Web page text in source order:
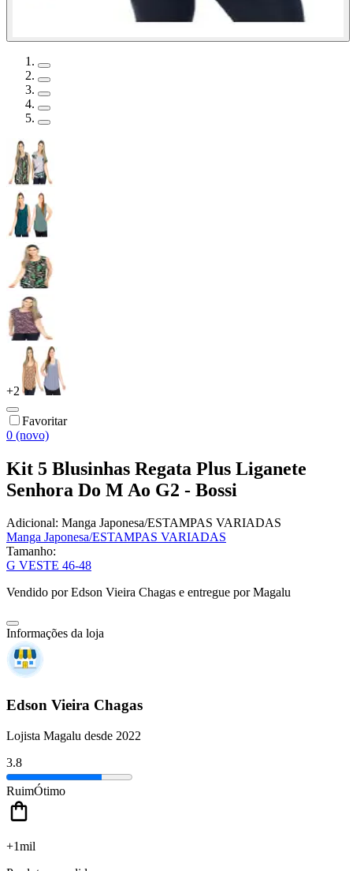
+2
Favoritar
0 (novo)
Kit 5 Blusinhas Regata Plus Liganete
Senhora Do M Ao G2 - Bossi
Adicional: Manga Japonesa/ESTAMPAS VARIADAS
Manga Japonesa/ESTAMPAS VARIADAS
Tamanho:
G VESTE 46-48
Vendido porEdson Vieira Chagas e entregue por Magalu
Informações da loja
Edson Vieira Chagas
Lojista Magalu desde 2022
3.8
RuimÓtimo
+1mil